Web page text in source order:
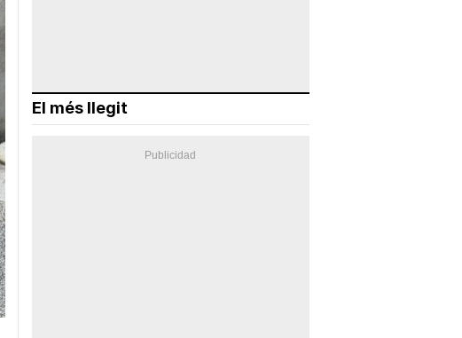
El més llegit